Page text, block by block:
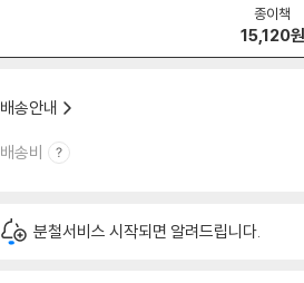
종이책
15,120원
배송안내
배송비
분철서비스 시작되면 알려드립니다.